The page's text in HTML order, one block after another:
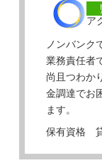
ア
ノンバンク
業務責任者
尚且つわか
金調達でお
ます。
保有資格